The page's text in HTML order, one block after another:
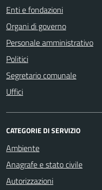
Enti e fondazioni
Organi di governo
Personale amministrativo
Politici
Segretario comunale
Uffici
CATEGORIE DI SERVIZIO
Ambiente
Anagrafe e stato civile
Autorizzazioni